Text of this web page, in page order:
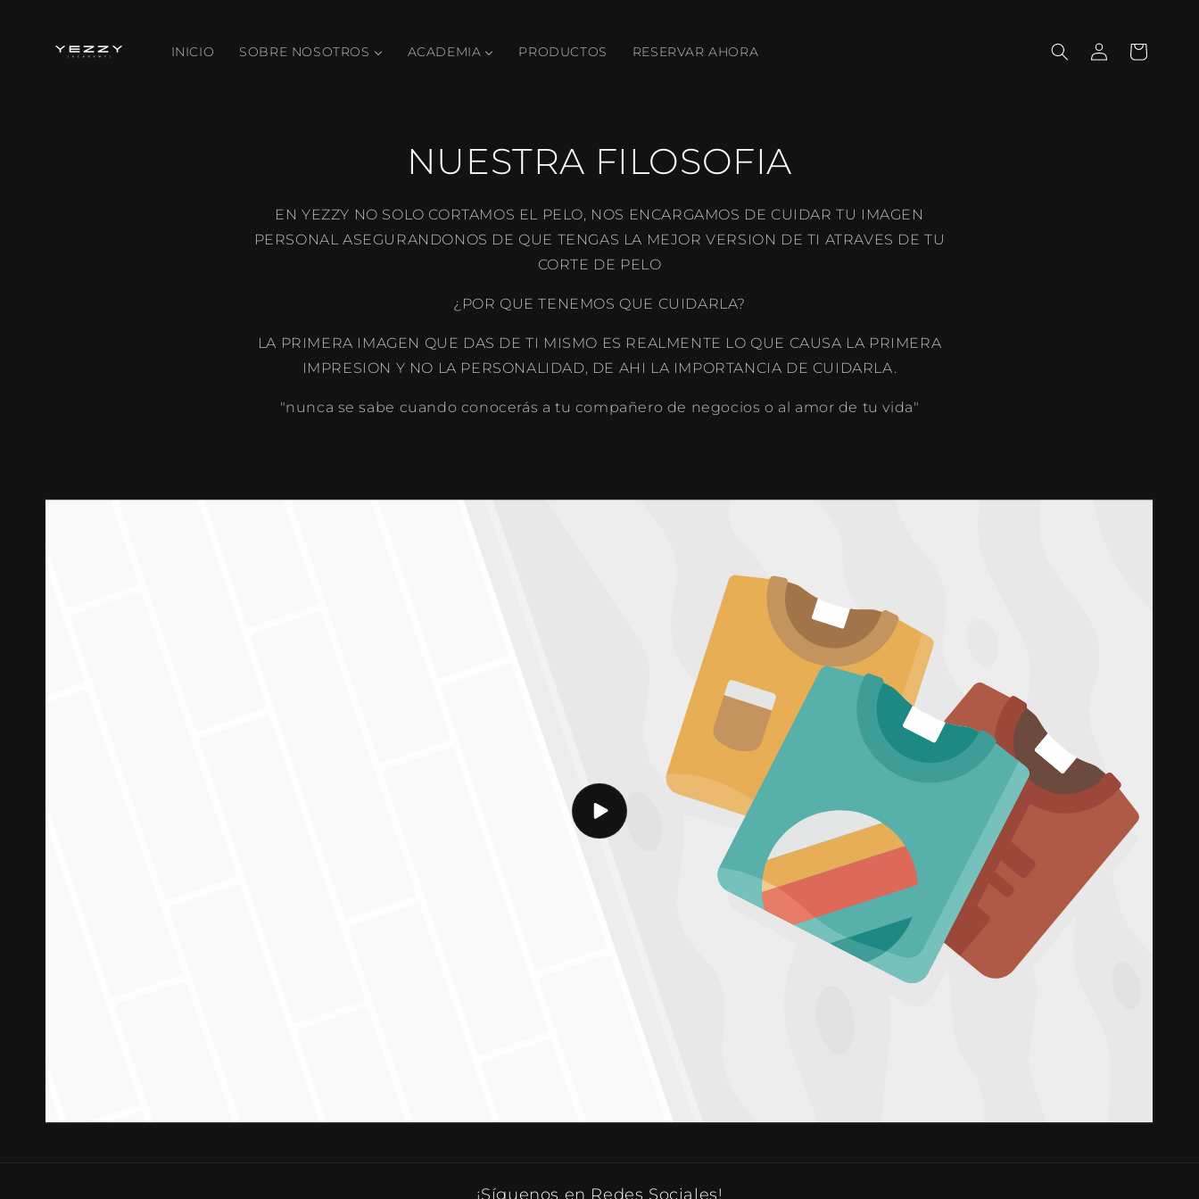
INICIO SOBRE NOSOTROS ACADEMIA PRODUCTOS RESERVAR AHORA
sesión
Carrito
NUESTRA FILOSOFIA
EN YEZZY NO SOLO CORTAMOS EL PELO, NOS ENCARGAMOS DE CUIDAR TU IMAGEN
PERSONAL ASEGURANDONOS DE QUE TENGAS LA MEJOR VERSION DE TI ATRAVES DE TU
CORTE DE PELO
¿POR QUE TENEMOS QUE CUIDARLA?
LA PRIMERA IMAGEN QUE DAS DE TI MISMO ES REALMENTE LO QUE CAUSA LA PRIMERA
IMPRESION Y NO LA PERSONALIDAD, DE AHI LA IMPORTANCIA DE CUIDARLA.
"nunca se sabe cuando conocerás a tu compañero de negocios o al amor de tu vida"
¡Síguenos en Redes Sociales!